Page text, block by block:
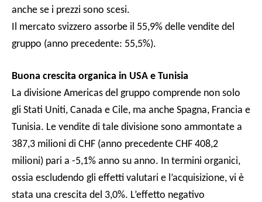
anche se i prezzi sono scesi.
Il mercato svizzero assorbe il 55,9% delle vendite del
gruppo (anno precedente: 55,5%).
Buona crescita organica in USA e Tunisia
La divisione Americas del gruppo comprende non solo
gli Stati Uniti, Canada e Cile, ma anche Spagna, Francia e
Tunisia. Le vendite di tale divisione sono ammontate a
387,3 milioni di CHF (anno precedente CHF 408,2
milioni) pari a -5,1% anno su anno. In termini organici,
ossia escludendo gli effetti valutari e l’acquisizione, vi è
stata una crescita del 3,0%. L’effetto negativo